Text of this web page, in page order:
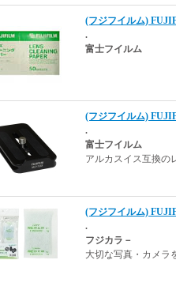
(フジフイルム)
.
富士フイルム
(フジフイルム)
.
富士フイルム
アルカスイス互換の
(フジフイルム)
.
フジカラ－
大切な写真・カメラ